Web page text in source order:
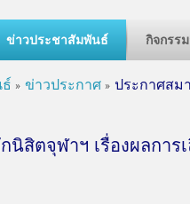
ข่าวประชาสัมพันธ์ กิจกรร
ข่าวประกาศ
ประกาศสม
นิสิตจุฬาฯ เรื่องผลกา